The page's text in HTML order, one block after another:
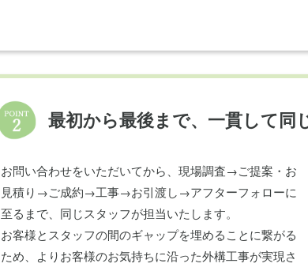
最初から最後まで、一貫して同
お問い合わせをいただいてから、現場調査→ご提案・お
見積り→ご成約→工事→お引渡し→アフターフォローに
至るまで、同じスタッフが担当いたします。
お客様とスタッフの間のギャップを埋めることに繋がる
ため、よりお客様のお気持ちに沿った外構工事が実現さ